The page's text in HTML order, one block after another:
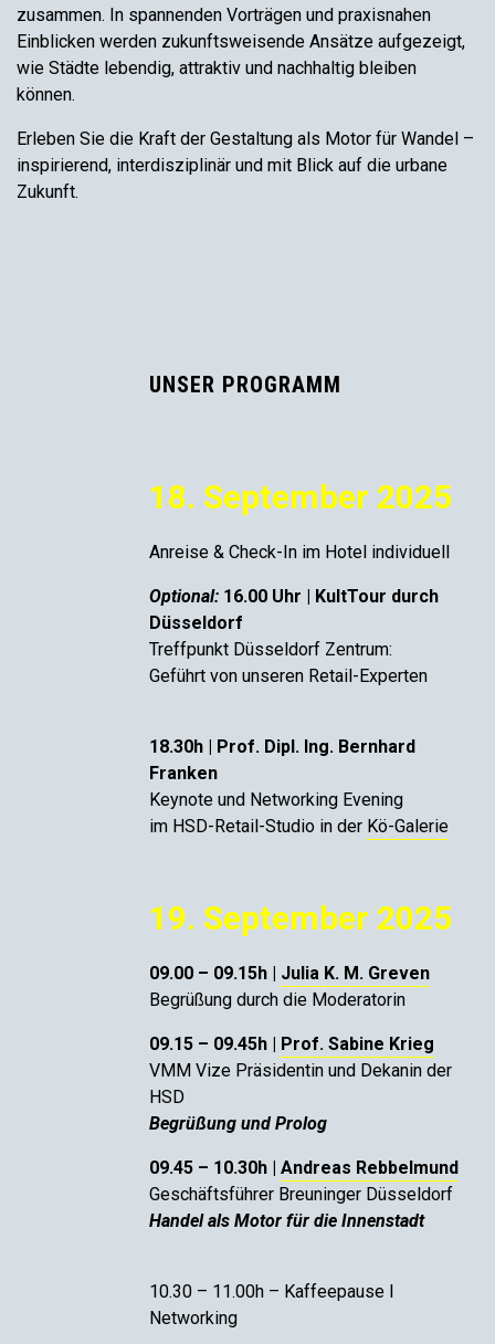
zusammen. In spannenden Vorträgen und praxisnahen
Einblicken werden zukunftsweisende Ansätze aufgezeigt,
wie Städte lebendig, attraktiv und nachhaltig bleiben
können.
Erleben Sie die Kraft der Gestaltung als Motor für Wandel –
inspirierend, interdisziplinär und mit Blick auf die urbane
Zukunft.
UNSER PROGRAMM
18. September 2025
Anreise & Check-In im Hotel individuell
Optional: 16.00 Uhr | KultTour durch
Düsseldorf
Treffpunkt Düsseldorf Zentrum:
Geführt von unseren Retail-Experten
18.30h | Prof. Dipl. Ing. Bernhard
Franken
Keynote und Networking Evening
im HSD-Retail-Studio in der Kö-Galerie
19. September 2025
09.00 – 09.15h | Julia K. M. Greven
Begrüßung durch die Moderatorin
09.15 – 09.45h | Prof. Sabine Krieg
VMM Vize Präsidentin und Dekanin der
HSD
Begrüßung und Prolog
09.45 – 10.30h | Andreas Rebbelmund
Geschäftsführer Breuninger Düsseldorf
Handel als Motor für die Innenstadt
10.30 – 11.00h – Kaffeepause I
Networking